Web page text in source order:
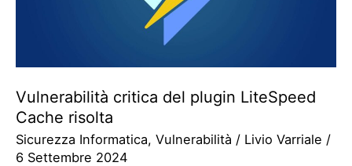
Vulnerabilità critica del plugin LiteSpeed
Cache risolta
Sicurezza Informatica, Vulnerabilità / Livio Varriale /
6 Settembre 2024